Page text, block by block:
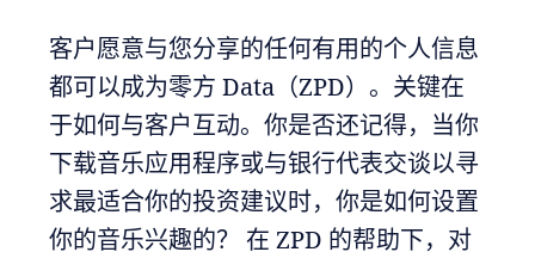
客户愿意与您分享的任何有用的个人信息
都可以成为零方 Data（ZPD）。关键在
于如何与客户互动。你是否还记得，当你
下载音乐应用程序或与银行代表交谈以寻
求最适合你的投资建议时，你是如何设置
你的音乐兴趣的？ 在 ZPD 的帮助下，对